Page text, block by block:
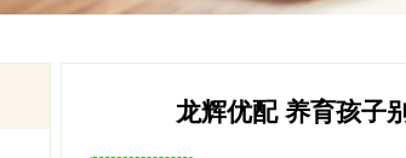
龙辉优配 养育孩子